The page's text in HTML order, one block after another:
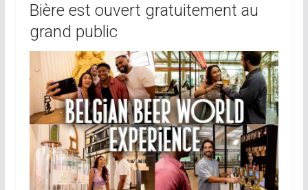
Bière est ouvert gratuitement au
grand public